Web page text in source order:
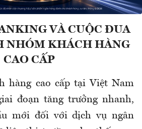
VÀ CUỘC ĐUA
NHÓM KHÁCH HÀNG
CAO CẤP
hàng cao cấp tại Việt Nam
đoạn tăng trưởng nhanh,
mới đối với dịch vụ ngân